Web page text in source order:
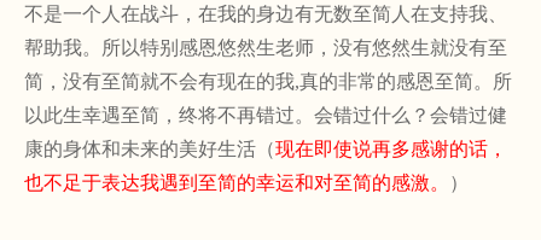
不是一个人在战斗，在我的身边有无数至简人在支持我、
帮助我。所以特别感恩悠然生老师，没有悠然生就没有至
简，没有至简就不会有现在的我,真的非常的感恩至简。所
以此生幸遇至简，终将不再错过。会错过什么？会错过健
康的身体和未来的美好生活（现在即使说再多感谢的话，
也不足于表达我遇到至简的幸运和对至简的感激。
）